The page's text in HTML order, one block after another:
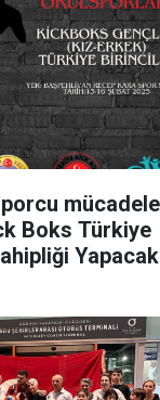
Boks Türkiye
Yapacak